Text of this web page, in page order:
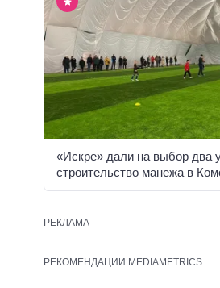
«Искре» дали на выбор два
строительство манежа в
РЕКЛАМА
РЕКОМЕНДАЦИИ MEDIAMETRICS